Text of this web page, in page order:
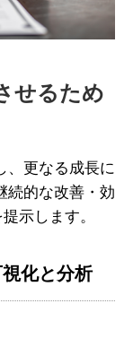
せるため
、更なる成長に
続的な改善・効
示します。
化と分析